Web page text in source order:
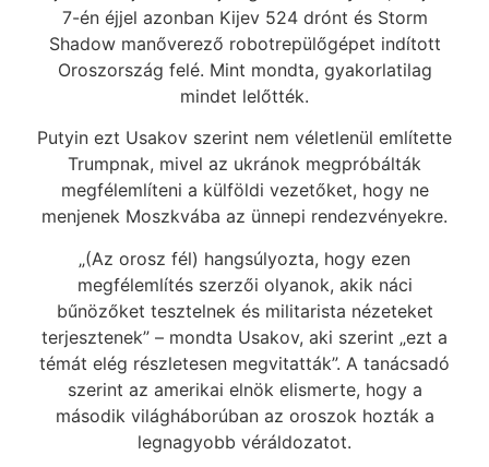
7-én éjjel azonban Kijev 524 drónt és Storm
Shadow manőverező robotrepülőgépet indított
Oroszország felé. Mint mondta, gyakorlatilag
mindet lelőtték.
Putyin ezt Usakov szerint nem véletlenül említette
Trumpnak, mivel az ukránok megpróbálták
megfélemlíteni a külföldi vezetőket, hogy ne
menjenek Moszkvába az ünnepi rendezvényekre.
„(Az orosz fél) hangsúlyozta, hogy ezen
megfélemlítés szerzői olyanok, akik náci
bűnözőket tesztelnek és militarista nézeteket
terjesztenek” – mondta Usakov, aki szerint „ezt a
témát elég részletesen megvitatták”. A tanácsadó
szerint az amerikai elnök elismerte, hogy a
második világháborúban az oroszok hozták a
legnagyobb véráldozatot.